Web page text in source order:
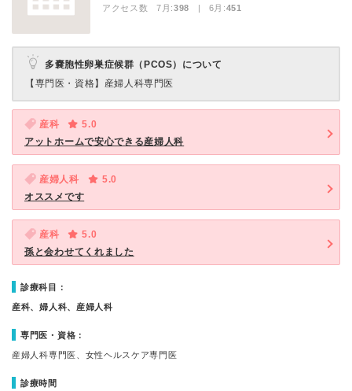
アクセス数 7月:398 | 6月:451
多嚢胞性卵巣症候群（PCOS）について
【専門医・資格】 産婦人科専門医
産科
5.0
アットホームで安心できる産婦人科
産婦人科
5.0
オススメです
産科
5.0
孫と会わせてくれました
診療科目：
産科、婦人科、産婦人科
専門医・資格：
産婦人科専門医、女性ヘルスケア専門医
診療時間